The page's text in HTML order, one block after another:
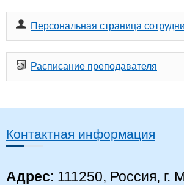
Персональная страница
Расписание преподавателя
Контактная информация
Адрес: 111250, Россия, г.